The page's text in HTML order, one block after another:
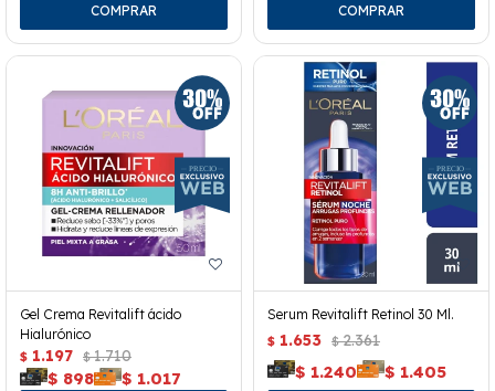
Gel Crema Revitalift ácido
Hialurónico
$ 1.197 $ 1.710
$ 898 $ 1.017
Serum Revitalift Retinol 30 Ml.
$ 1.653 $ 2.361
$ 1.240 $ 1.405